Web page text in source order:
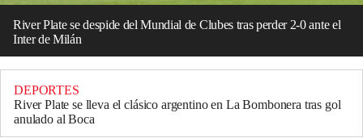
River Plate se despide del Mundial de Clubes tras perder 2-0 ante el
Inter de Milán
DEPORTES
River Plate se lleva el clásico argentino en La Bombonera tras gol
anulado al Boca